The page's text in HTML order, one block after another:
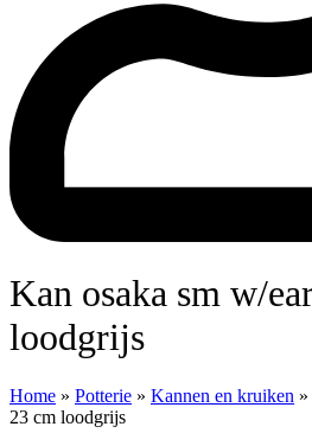
Kan osaka sm w/ear 15 x 23 cm
loodgrijs
Home » Potterie » Kannen en kruiken »
23 cm loodgrijs